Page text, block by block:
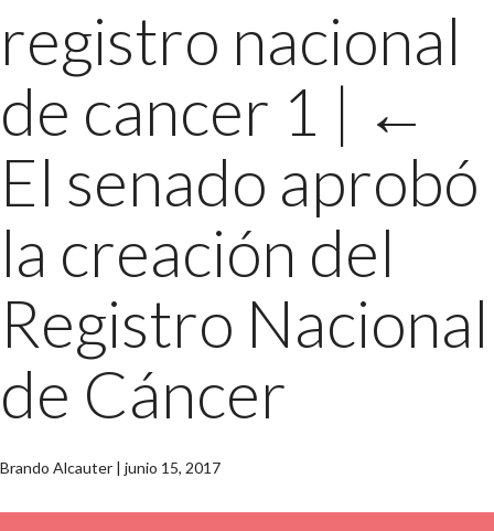
registro nacional
de cancer 1 | ←
El senado aprobó
la creación del
Registro Nacional
de Cáncer
Brando Alcauter | junio 15, 2017